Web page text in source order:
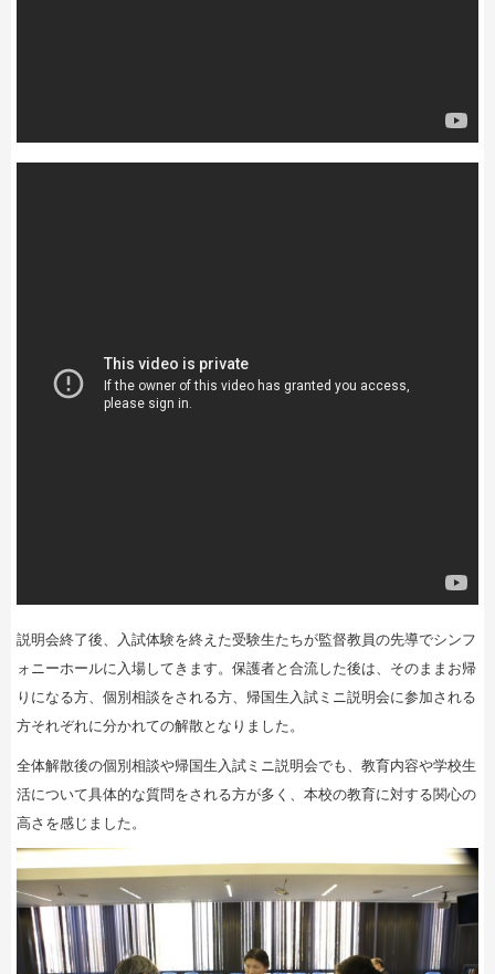
説明会終了後、入試体験を終えた受験生たちが監督教員の先導でシンフ
ォニーホールに入場してきます。保護者と合流した後は、そのままお帰
りになる方、個別相談をされる方、帰国生入試ミニ説明会に参加される
方それぞれに分かれての解散となりました。
全体解散後の個別相談や帰国生入試ミニ説明会でも、教育内容や学校生
活について具体的な質問をされる方が多く、本校の教育に対する関心の
高さを感じました。